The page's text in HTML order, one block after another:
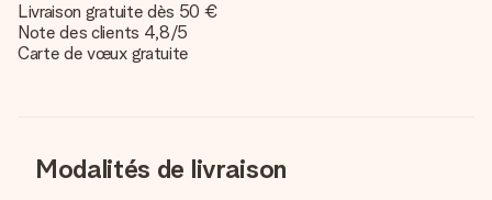
Livraison gratuite dès 50 €
Note des clients 4,8/5
Carte de vœux gratuite
Modalités de livraison